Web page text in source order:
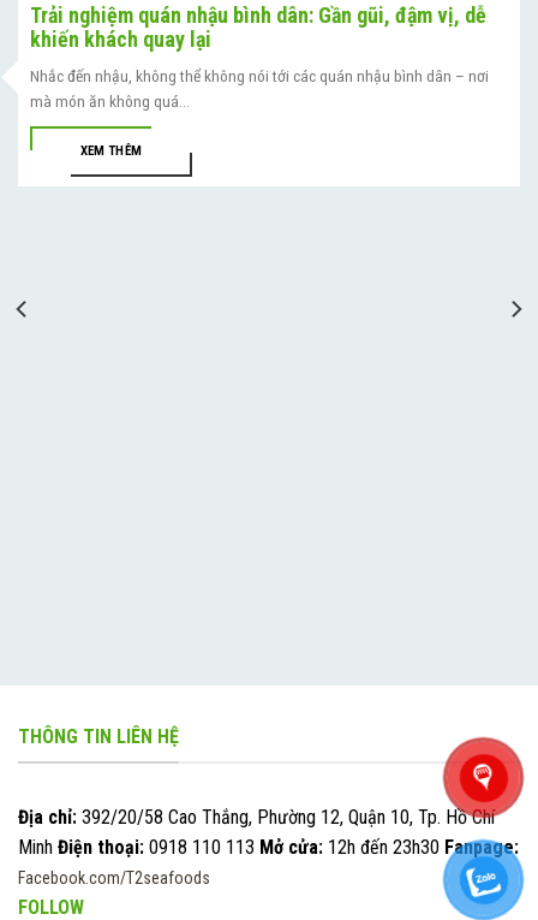
Trải nghiệm quán nhậu bình dân: Gần gũi, đậm vị, dễ
khiến khách quay lại
Nhắc đến nhậu, không thể không nói tới các quán nhậu bình dân – nơi
mà món ăn không quá...
XEM THÊM
THÔNG TIN LIÊN HỆ
Địa chỉ: 392/20/58 Cao Thắng, Phường 12, Quận 10, Tp. Hồ Chí
Minh Điện thoại: 0918 110 113 Mở cửa: 12h đến 23h30 Fanpage:
Facebook.com/T2seafoods
FOLLOW